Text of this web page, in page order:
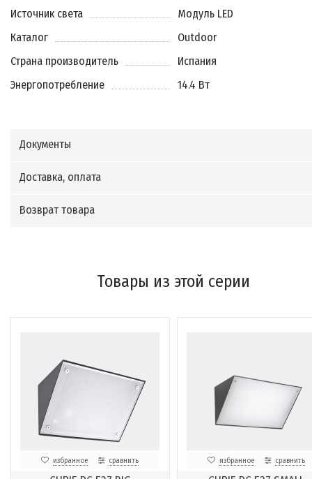
Источник света
Модуль LED
Каталог
Outdoor
Страна производитель
Испания
Энергопотребление
14.4 Вт
Документы
Доставка, оплата
Возврат товара
Товары из этой серии
избранное сравнить избранное сравнить